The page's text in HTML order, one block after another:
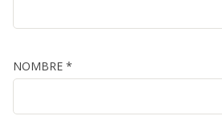
NOMBRE *